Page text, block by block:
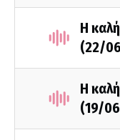
Η
(22/
Η
(19/